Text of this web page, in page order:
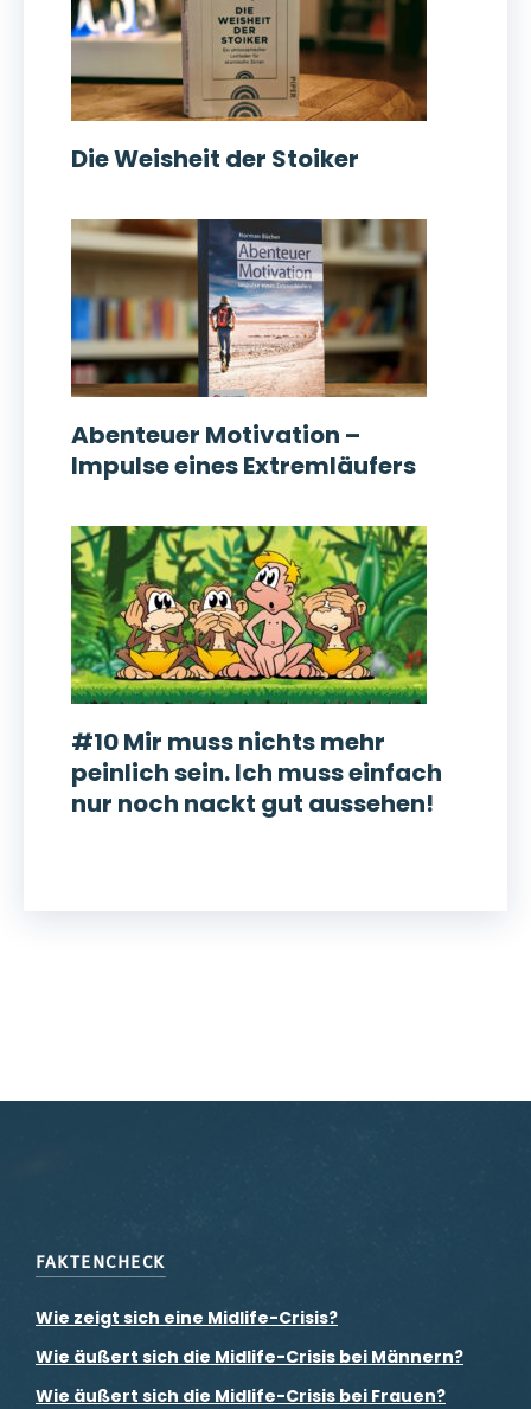
Die Weisheit der Stoiker
Abenteuer Motivation –
Impulse eines Extremläufers
#10 Mir muss nichts mehr
peinlich sein. Ich muss einfach
nur noch nackt gut aussehen!
FAKTENCHECK
Wie zeigt sich eine Midlife-Crisis?
Wie äußert sich die Midlife-Crisis bei Männern?
Wie äußert sich die Midlife-Crisis bei Frauen?